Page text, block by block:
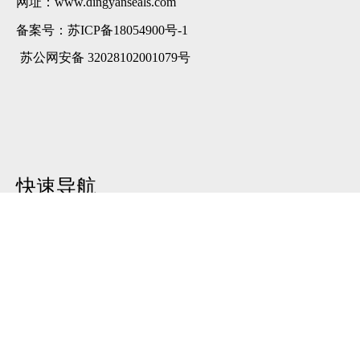
备案号： 苏ICP备18054900号-1
苏公网安备 32028102001079号
快速导航